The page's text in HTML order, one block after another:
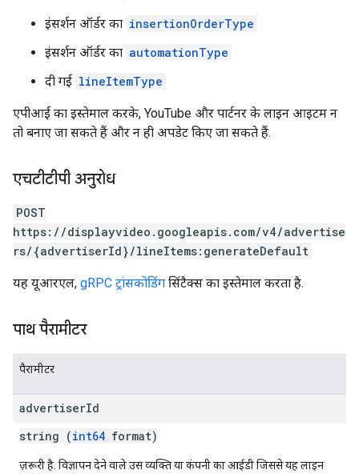
इंसर्शन ऑर्डर का insertionOrderType
इंसर्शन ऑर्डर का automationType
दी गई lineItemType
एपीआई का इस्तेमाल करके, YouTube और पार्टनर के लाइन आइटम न
तो बनाए जा सकते हैं और न ही अपडेट किए जा सकते हैं.
एचटीटीपी अनुरोध
POST
https://displayvideo.googleapis.com/v4/advertise
rs/{advertiserId}/lineItems:generateDefault
यह यूआरएल, gRPC ट्रांसकोडिंग सिंटैक्स का इस्तेमाल करता है.
पाथ पैरामीटर
पैरामीटर
advertiserId
string (int64 format)
ज़रूरी है. विज्ञापन देने वाले उस व्यक्ति या कंपनी का आईडी जिससे यह लाइन